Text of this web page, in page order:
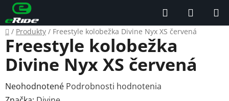
Prejsť
na
obsah
Hľadať
KOŠÍK
Domov
/ Produkty / Freestyle kolobežka Divine Nyx XS červená
Freestyle kolobežka
Divine Nyx XS červená
Priemerné
Neohodnotené Podrobnosti hodnotenia